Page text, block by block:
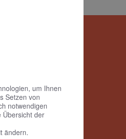
um Ihnen
Setzen von
notwendigen
Übersicht der
ändern.